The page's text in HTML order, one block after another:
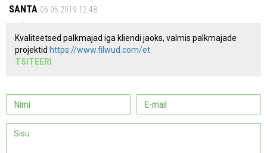
SANTA 06.05.2019 12:48
Kvaliteetsed palkmajad iga kliendi jaoks, valmis palkmajade
projektid https://www.filwud.com/et
TSITEERI